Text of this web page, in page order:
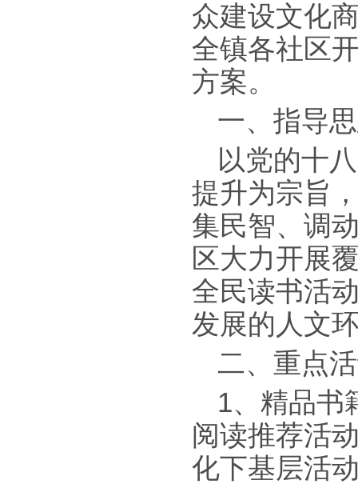
众建设文化
全镇各社区
方案。
一、指导
以党的十
提升为宗旨
集民智、调
区大力开展
全民读书活
发展的人文
二、重点
1、精品书
阅读推荐活
化下基层活